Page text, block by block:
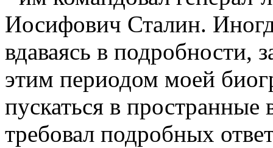
Иосифович Сталин.
вдаваясь в подробности,
этим периодом моей
пускаться в
требовал подробных